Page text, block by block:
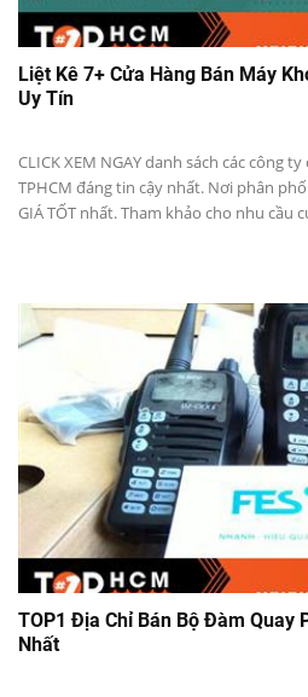
Liệt Kê 7+ Cửa Hàng Bán Máy
Uy Tín
CLICK XEM NGAY danh sách các công
TPHCM đáng tin cậy nhất. Nơi phân
GIÁ TỐT nhất. Tham khảo cho nhu cầu
TOP1 Địa Chỉ Bán Bộ Đàm Quay
Nhất